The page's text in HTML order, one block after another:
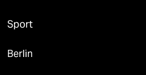
Sport
Berlin